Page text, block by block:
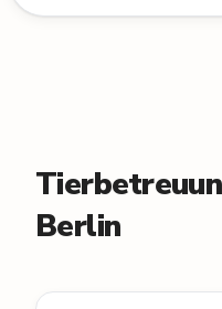
Berlin